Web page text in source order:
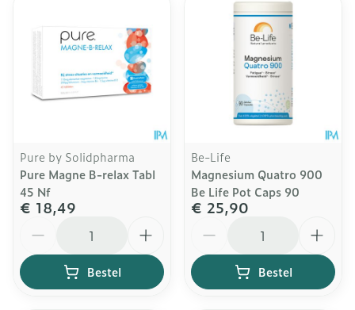
Pure by Solidpharma
Pure Magne B-relax Tabl
45 Nf
€ 18,49
Bestel
Be-Life
Magnesium Quatro 900
Be Life Pot Caps 90
€ 25,90
Bestel